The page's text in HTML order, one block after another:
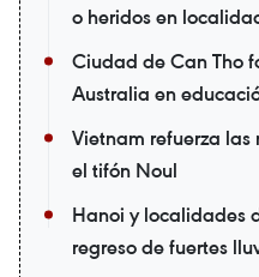
o heridos en
Ciudad de Can Tho
Australia en
Vietnam refuerza
el tifón Noul
Hanoi y localidades
regreso de fuertes